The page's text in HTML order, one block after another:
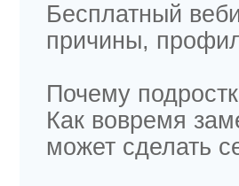
Бесплатный
причины,
Почему
Как вовремя
может сделать